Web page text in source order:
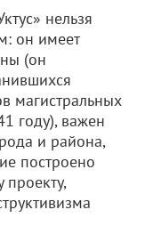
нельзя
он имеет
(он
магистральных
году), важен
и района,
построено